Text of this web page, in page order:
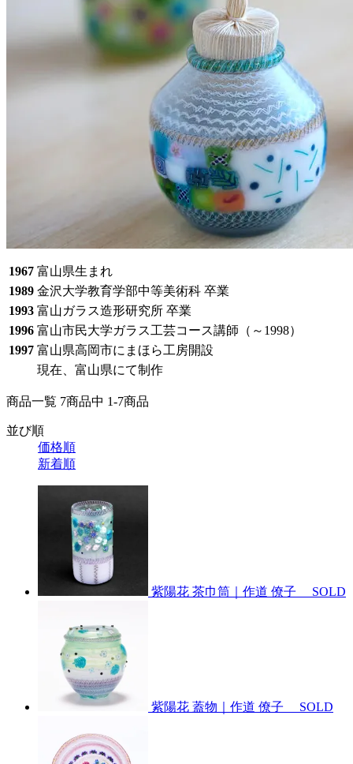
1967 富山県生まれ
1989 金沢大学教育学部中等美術科 卒業
1993 富山ガラス造形研究所 卒業
1996 富山市民大学ガラス工芸コース講師（～1998）
1997 富山県高岡市にまほら工房開設
現在、富山県にて制作
商品一覧 7商品中 1-7商品
並び順
価格順
新着順
紫陽花 茶巾筒｜作道 僚子 SOLD
紫陽花 蓋物｜作道 僚子 SOLD